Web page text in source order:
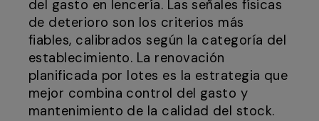
del gasto en lencería. Las señales físicas
de deterioro son los criterios más
fiables, calibrados según la categoría del
establecimiento. La renovación
planificada por lotes es la estrategia que
mejor combina control del gasto y
mantenimiento de la calidad del stock.